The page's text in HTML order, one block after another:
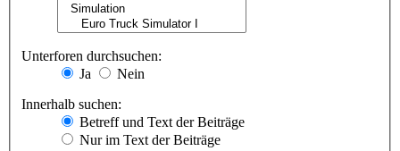
Unterforen durchsuchen:
Ja
Nein
Innerhalb suchen:
Betreff und Text der Beiträge
Nur im Text der Beiträge